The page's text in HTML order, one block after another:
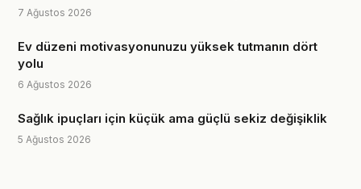
7 Ağustos 2026
Ev düzeni motivasyonunuzu yüksek tutmanın dört
yolu
6 Ağustos 2026
Sağlık ipuçları için küçük ama güçlü sekiz değişiklik
5 Ağustos 2026